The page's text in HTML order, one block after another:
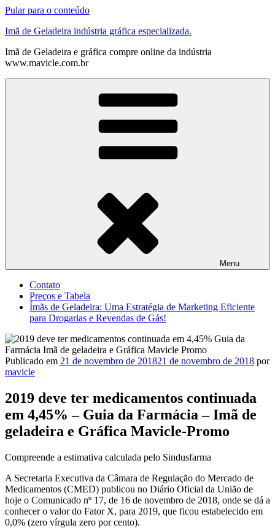
Pular para o conteúdo
Imã de Geladeira indústria gráfica especializada.
Imã de Geladeira e gráfica compre online da indústria
www.mavicle.com.br
Menu
Contato
Preços e Tabela
Ímãs de Geladeira: Uma Estratégia de Marketing Eficiente
para Drogarias e Revendas de Gás!
Publicado em 21 de novembro de 201821 de novembro de 2018 por
mavicle
2019 deve ter medicamentos continuada
em 4,45% – Guia da Farmácia – Imã de
geladeira e Gráfica Mavicle-Promo
Compreende a estimativa calculada pelo Sindusfarma
A Secretaria Executiva da Câmara de Regulação do Mercado de
Medicamentos (CMED) publicou no Diário Oficial da União de
hoje o Comunicado nº 17, de 16 de novembro de 2018, onde se dá a
conhecer o valor do Fator X, para 2019, que ficou estabelecido em
0,0% (zero vírgula zero por cento).